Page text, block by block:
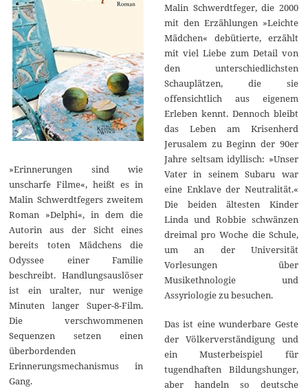
»Erinnerungen sind wie
unscharfe Filme«, heißt es in
Malin Schwerdtfegers zweitem
Roman »Delphi«, in dem die
Autorin aus der Sicht eines
bereits toten Mädchens die
Odyssee einer Familie
beschreibt. Handlungsauslöser
ist ein uralter, nur wenige
Minuten langer Super-8-Film.
Die verschwommenen
Sequenzen setzen einen
überbordenden
Erinnerungsmechanismus in
Gang.
Malin Schwerdtfeger, die 2000
mit den Erzählungen »Leichte
Mädchen« debütierte, erzählt
mit viel Liebe zum Detail von
den unterschiedlichsten
Schauplätzen, die sie
offensichtlich aus eigenem
Erleben kennt. Dennoch bleibt
das Leben am Krisenherd
Jerusalem zu Beginn der 90er
Jahre seltsam idyllisch: »Unser
Vater in seinem Subaru war
eine Enklave der Neutralität.«
Die beiden ältesten Kinder
Linda und Robbie schwänzen
dreimal pro Woche die Schule,
um an der Universität
Vorlesungen über
Musikethnologie und
Assyriologie zu besuchen.
Das ist eine wunderbare Geste
der Völkerverständigung und
ein Musterbeispiel für
tugendhaften Bildungshunger,
aber handeln so deutsche